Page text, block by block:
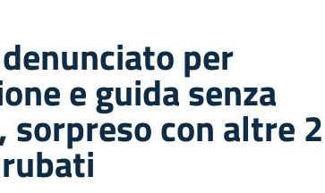
per
e guida senza
sorpreso con altre 2